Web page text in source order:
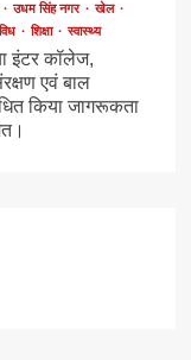
उधम सिंह नगर
खेल
शिक्षा स्वास्थ्य
इंटर कॉलेज,
एवं बाल
किया जागरूकता